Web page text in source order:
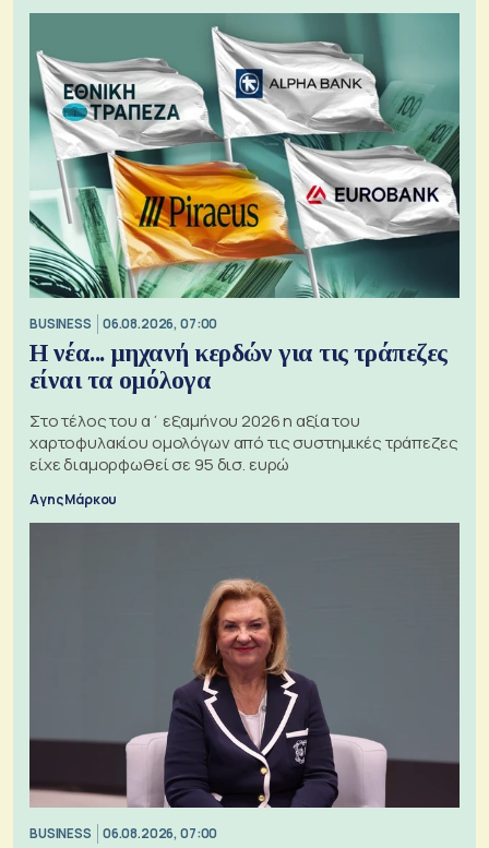
BUSINESS 06.08.2026, 07:00
Η νέα... μηχανή κερδών για τις τράπεζες
είναι τα ομόλογα
Στο τέλος του α΄ εξαμήνου 2026 η αξία του
χαρτοφυλακίου ομολόγων από τις συστημικές τράπεζες
είχε διαμορφωθεί σε 95 δισ. ευρώ
Αγης Μάρκου
BUSINESS 06.08.2026, 07:00